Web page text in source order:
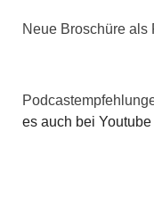
Neue Broschüre
es auch bei